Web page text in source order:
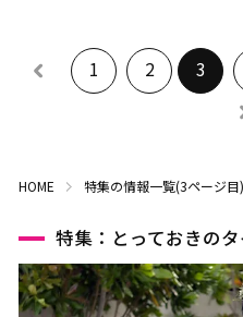
1 2 3
HOME 特集の情報一覧(3ページ目)
特集：とっておきの